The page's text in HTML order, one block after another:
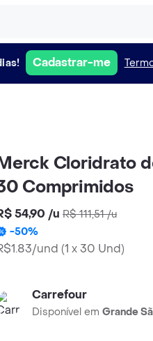
Cadastrar-me
Cloridrato
Comprimidos
54,90 /u R$ 111,51/u
-50%
und (1 x 30 Und)
Carrefour
Disponível em Grande